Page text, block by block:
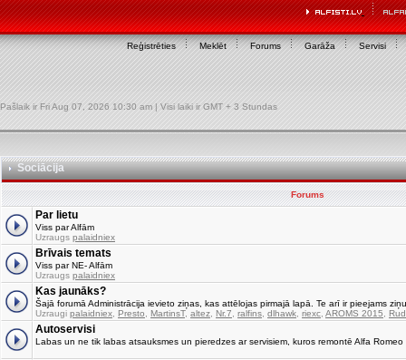
Reģistrēties Meklēt Forums Garāža Servisi
Pašlaik ir Fri Aug 07, 2026 10:30 am | Visi laiki ir GMT + 3 Stundas
Sociācija
Forums
Par lietu
Viss par Alfām
Uzraugs palaidniex
Brīvais temats
Viss par NE- Alfām
Uzraugs palaidniex
Kas jaunāks?
Šajā forumā Administrācija ievieto ziņas, kas attēlojas pirmajā lapā. Te arī ir pieejams
Uzraugi palaidniex Presto MartinsT, altez Nr.7 ralfins dlhawk riexc AROMS 2015
Autoservisi
Labas un ne tik labas atsauksmes un pieredzes ar servisiem, kuros remontē Alfa Romeo